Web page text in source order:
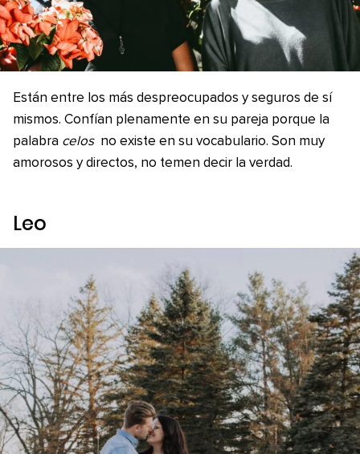
Están entre los más despreocupados y seguros de sí
mismos. Confían plenamente en su pareja porque la
palabra celos no existe en su vocabulario. Son muy
amorosos y directos, no temen decir la verdad.
Leo